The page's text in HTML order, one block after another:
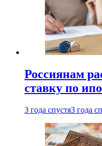
Россиянам
ставку по
3 года спустя3 года